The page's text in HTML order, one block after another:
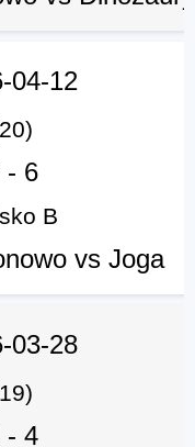
04-12
- 6
B
vs Joga
03-28
- 4